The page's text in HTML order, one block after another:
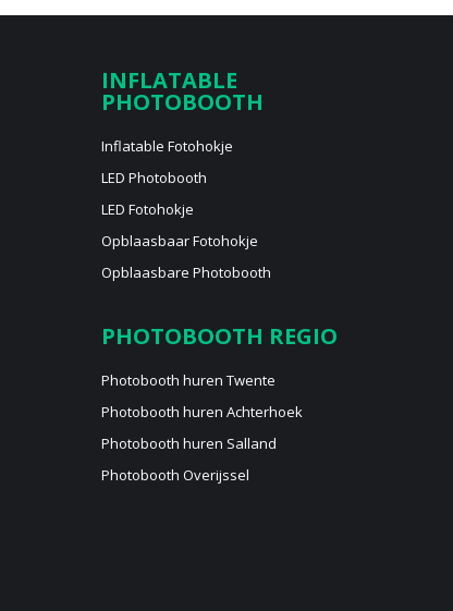
INFLATABLE
PHOTOBOOTH
Inflatable Fotohokje
LED Photobooth
LED Fotohokje
Opblaasbaar Fotohokje
Opblaasbare Photobooth
PHOTOBOOTH REGIO
Photobooth huren Twente
Photobooth huren Achterhoek
Photobooth huren Salland
Photobooth Overijssel